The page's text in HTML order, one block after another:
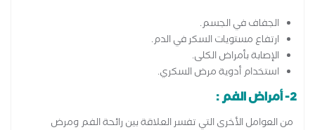
الجفاف في الجسم.
ارتفاع مستويات السكر في الدم.
الإصابة بأمراض الكلى.
استخدام أدوية مرض السكري.
2- أمراض الفم :
من العوامل الأخرى التي تفسر العلاقة بين رائحة الفم ومرض